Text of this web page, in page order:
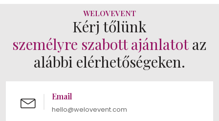
WELOVEVENT
Kérj tőlünk
személyre szabott ajánlatot az
alábbi elérhetőségeken.
Email
hello@welovevent.com